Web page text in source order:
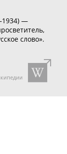
—
слово».